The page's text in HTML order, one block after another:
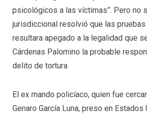
psicológicos a las víctimas”. Pero no
jurisdiccional resolvió que las
resultara apegado a la legalidad que
Cárdenas Palomino la probable
delito de tortura
El ex mando policíaco, quien fue
Genaro García Luna, preso en Estados